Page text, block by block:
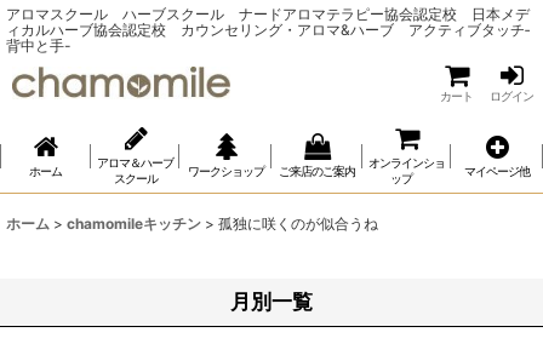
アロマスクール ハーブスクール ナードアロマテラピー協会認定校 日本メデ
ィカルハーブ協会認定校 カウンセリング・アロマ&ハーブ アクティブタッチ‐
背中と手-
カート ログイン
ホーム
アロマ＆ハーブ
スクール
ワークショップ ご来店のご案内
オンラインショ
ップ
マイページ他
ホーム > chamomileキッチン > 孤独に咲くのが似合うね
月別一覧